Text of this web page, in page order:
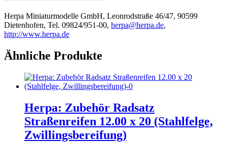
Herpa Miniaturmodelle GmbH, Leonrodstraße 46/47, 90599
Dietenhofen, Tel. 09824/951-00, herpa@herpa.de,
http://www.herpa.de
Ähnliche Produkte
Herpa: Zubehör Radsatz
Straßenreifen 12.00 x 20 (Stahlfelge,
Zwillingsbereifung)